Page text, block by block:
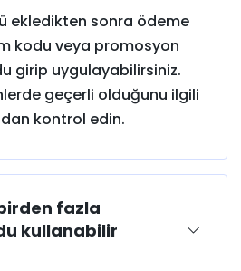
ekledikten sonra ödeme
kodu veya promosyon
girip uygulayabilirsiniz.
geçerli olduğunu ilgili
kontrol edin.
fazla
kullanabilir